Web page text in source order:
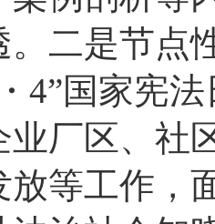
二是节点
4”国家宪
业厂区、社
放等工作，